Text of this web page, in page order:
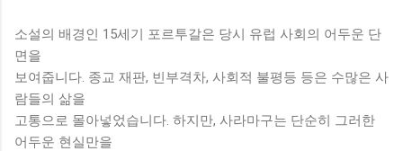
소설의 배경인 15세기 포르투갈은 당시 유럽 사회의 어두운 단
면을
보여줍니다. 종교 재판, 빈부격차, 사회적 불평등 등은 수많은 사
람들의 삶을
고통으로 몰아넣었습니다. 하지만, 사라마구는 단순히 그러한
어두운 현실만을